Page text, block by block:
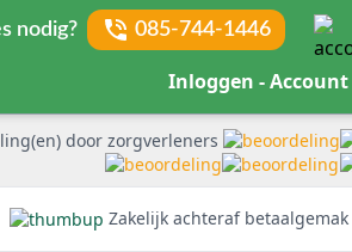
nodig? 085-744-1446
Inloggen -
door zorgverleners
Zakelijk achteraf betaalgemak